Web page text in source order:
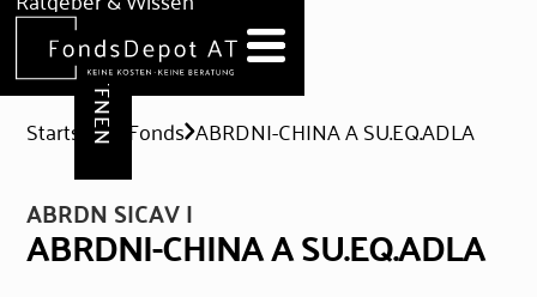
Hilfe & Formulare
DEPOT ERÖFFNEN
Startseite Fonds ABRDNI-CHINA A SU.EQ.ADLA
ABRDN SICAV I
ABRDNI-CHINA A SU.EQ.ADLA